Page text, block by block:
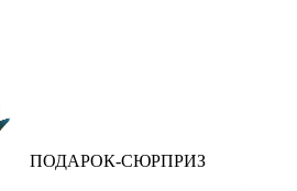
ПОДАРОК‐СЮРПРИЗ